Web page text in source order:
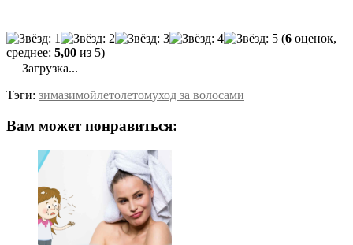
(6 оценок,
среднее: 5,00 из 5)
Загрузка...
Тэги: зимазимойлетолетомуход за волосами
Вам может понравиться: